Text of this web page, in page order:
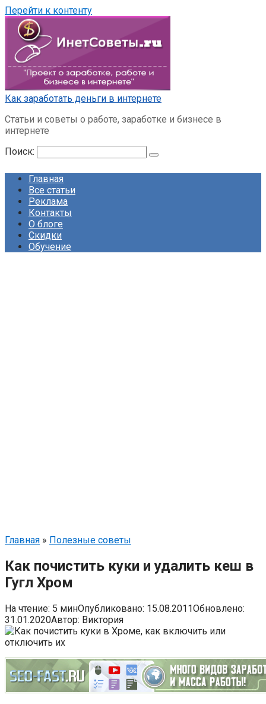
Перейти к контенту
Как заработать деньги в интернете
Статьи и советы о работе, заработке и бизнесе в
интернете
Поиск:
Главная
Все статьи
Реклама
Контакты
О блоге
Скидки
Обучение
Главная » Полезные советы
Как почистить куки и удалить кеш в
Гугл Хром
На чтение: 5 минОпубликовано: 15.08.2011Обновлено:
31.01.2020Автор: Виктория